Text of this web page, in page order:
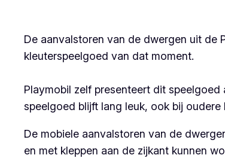
De aanvalstoren van de dwergen uit de
kleuterspeelgoed van dat moment.
Playmobil zelf presenteert dit
speelgoed blijft lang leuk, ook bij oudere
De mobiele aanvalstoren van de
en met kleppen aan de zijkant kunnen